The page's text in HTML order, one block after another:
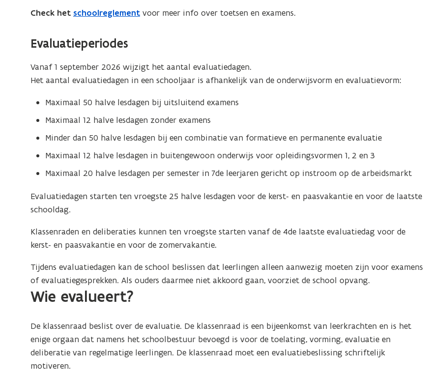
Check het schoolreglement voor meer info over toetsen en examens.
Evaluatieperiodes
Vanaf 1 september 2026 wijzigt het aantal evaluatiedagen.
Het aantal evaluatiedagen in een schooljaar is afhankelijk van de onderwijsvorm en evaluatievorm:
Maximaal 50 halve lesdagen bij uitsluitend examens
Maximaal 12 halve lesdagen zonder examens
Minder dan 50 halve lesdagen bij een combinatie van formatieve en permanente evaluatie
Maximaal 12 halve lesdagen in buitengewoon onderwijs voor opleidingsvormen 1, 2 en 3
Maximaal 20 halve lesdagen per semester in 7de leerjaren gericht op instroom op de arbeidsmarkt
Evaluatiedagen starten ten vroegste 25 halve lesdagen voor de kerst- en paasvakantie en voor de laatste
schooldag.
Klassenraden en deliberaties kunnen ten vroegste starten vanaf de 4de laatste evaluatiedag voor de
kerst- en paasvakantie en voor de zomervakantie.
Tijdens evaluatiedagen kan de school beslissen dat leerlingen alleen aanwezig moeten zijn voor examens
of evaluatiegesprekken. Als ouders daarmee niet akkoord gaan, voorziet de school opvang.
Wie evalueert?
De klassenraad beslist over de evaluatie. De klassenraad is een bijeenkomst van leerkrachten en is het
enige orgaan dat namens het schoolbestuur bevoegd is voor de toelating, vorming, evaluatie en
deliberatie van regelmatige leerlingen. De klassenraad moet een evaluatiebeslissing schriftelijk
motiveren.